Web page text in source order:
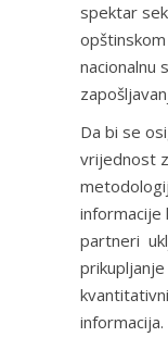
spektar
nacionalnu
Da bi se
vrijednost
informacije
partneri